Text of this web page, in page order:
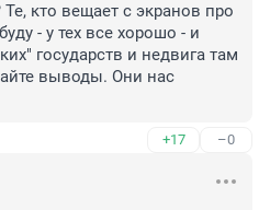
кто вещает с экранов про
- у тех все хорошо - и
государств и недвига там
выводы. Они нас
+17 –0